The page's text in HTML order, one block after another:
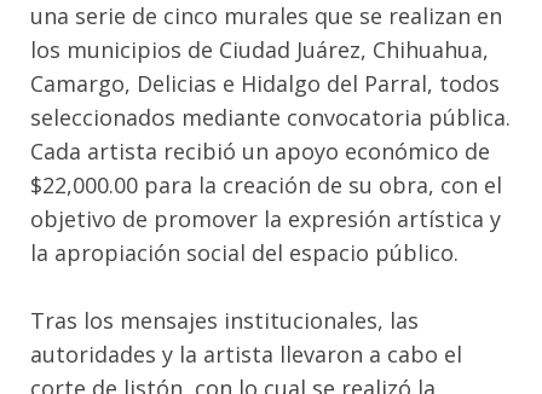
una serie de cinco murales que se realizan en
los municipios de Ciudad Juárez, Chihuahua,
Camargo, Delicias e Hidalgo del Parral, todos
seleccionados mediante convocatoria pública.
Cada artista recibió un apoyo económico de
$22,000.00 para la creación de su obra, con el
objetivo de promover la expresión artística y
la apropiación social del espacio público.
Tras los mensajes institucionales, las
autoridades y la artista llevaron a cabo el